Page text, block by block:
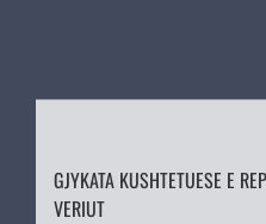
GJYKATA KUSHTETUESE E
VERIUT